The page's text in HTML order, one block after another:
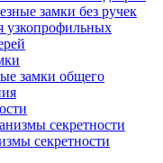
замки без ручек
узкопрофильных
замки общего
секретности
секретности